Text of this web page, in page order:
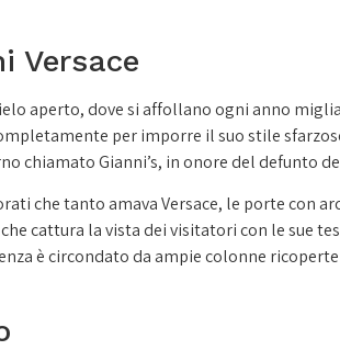
Versace
aperto, dove si affollano ogni anno
per imporre il suo stile
chiamato Gianni’s, in onore del defunto
che tanto amava Versace, le porte con
che cattura la vista dei visitatori con le sue
è circondato da ampie colonne ricoperte